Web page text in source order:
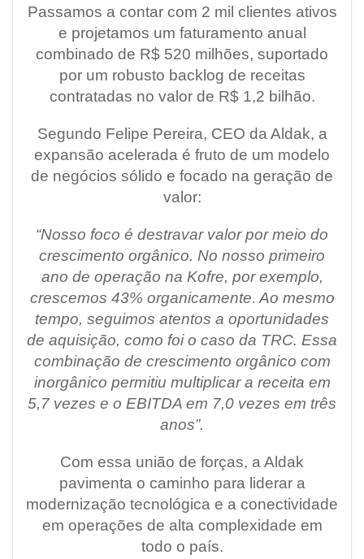
Passamos a contar com 2 mil clientes ativos
e projetamos um faturamento anual
combinado de R$ 520 milhões, suportado
por um robusto backlog de receitas
contratadas no valor de R$ 1,2 bilhão.
Segundo Felipe Pereira, CEO da Aldak, a
expansão acelerada é fruto de um modelo
de negócios sólido e focado na geração de
valor:
“Nosso foco é destravar valor por meio do
crescimento orgânico. No nosso primeiro
ano de operação na Kofre, por exemplo,
crescemos 43% organicamente. Ao mesmo
tempo, seguimos atentos a oportunidades
de aquisição, como foi o caso da TRC. Essa
combinação de crescimento orgânico com
inorgânico permitiu multiplicar a receita em
5,7 vezes e o EBITDA em 7,0 vezes em três
anos”.
Com essa união de forças, a Aldak
pavimenta o caminho para liderar a
modernização tecnológica e a conectividade
em operações de alta complexidade em
todo o país.